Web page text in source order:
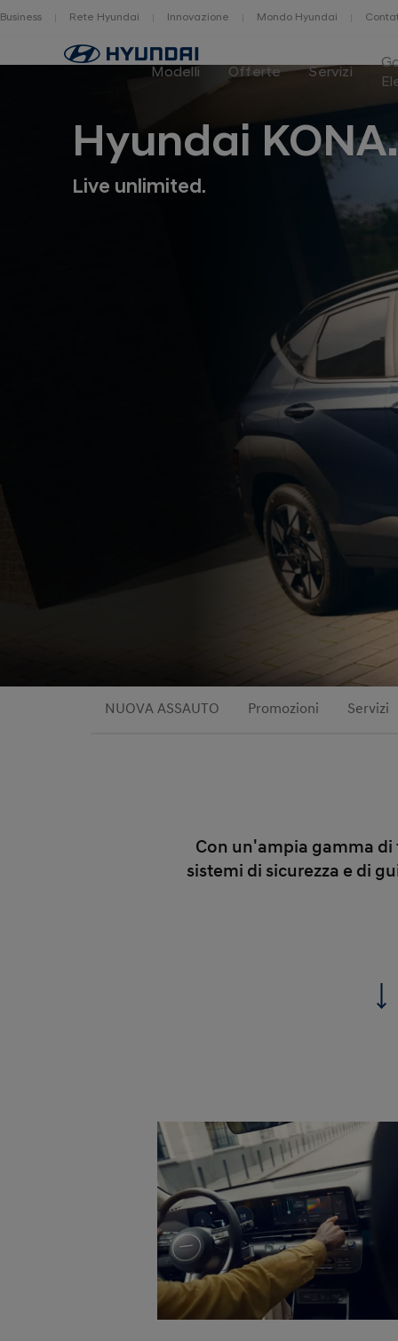
Business Rete Hyundai Innovazione Mondo Hyundai
Home
Modelli Offerte Servizi
Hyundai
Live unlimited.
NUOVA ASSAUTO Promozioni Servizi
Con un'ampia gamma
sistemi di sicurezza e di